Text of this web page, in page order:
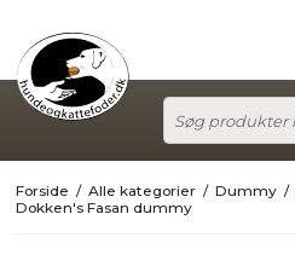
Forside / Alle kategorier / Dummy /
Dokken's Fasan dummy